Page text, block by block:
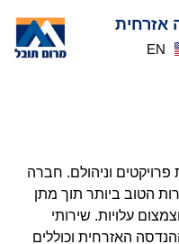
אזרחית
EN
וניהולם. חברה
הטוב ביותר תוך מתן
עלויות. שירותי
האזרחית וכוללים